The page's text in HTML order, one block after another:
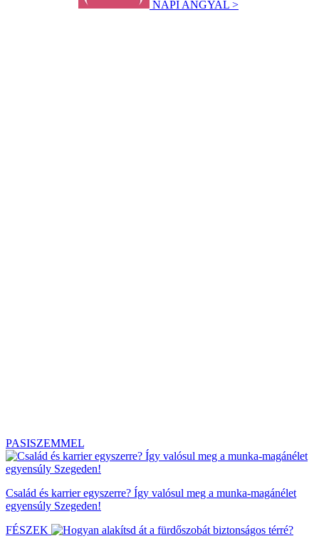
NAPI ANGYAL >
PASISZEMMEL
Család és karrier egyszerre? Így valósul meg a munka-magánélet
egyensúly Szegeden!
FÉSZEK